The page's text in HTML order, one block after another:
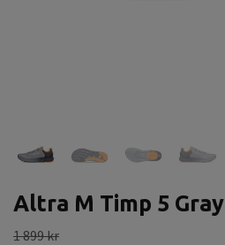
Altra M Timp 5 Gray
1 899 kr